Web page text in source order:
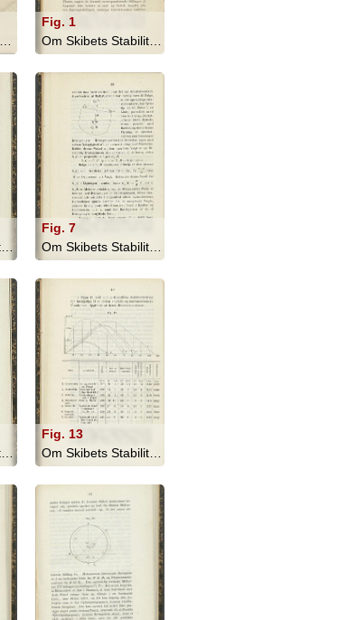
Rapport Over Skibsbyggeriet I England... - 1866
Fig. 1
Om Skibets Stabilitet, Bevægelser I S... - 1879
Om Skibets Stabilitet, Bevægelser I S... - 1879
Fig. 7
Om Skibets Stabilitet, Bevægelser I S... - 1879
Fig. 13
Om Skibets Stabilitet, Bevægelser I S... - 1879